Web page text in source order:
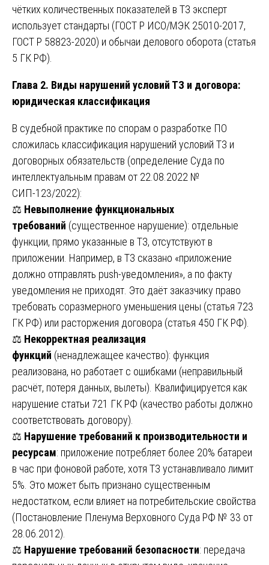
чётких количественных показателей в ТЗ эксперт
использует стандарты (ГОСТ Р ИСО/МЭК 25010-2017,
ГОСТ Р 58823-2020) и обычаи делового оборота (статья
5 ГК РФ).
Глава 2. Виды нарушений условий ТЗ и договора:
юридическая классификация
В судебной практике по спорам о разработке ПО
сложилась классификация нарушений условий ТЗ и
договорных обязательств (определение Суда по
интеллектуальным правам от 22.08.2022 №
СИП-123/2022):
⚖️ Невыполнение функциональных
требований (существенное нарушение): отдельные
функции, прямо указанные в ТЗ, отсутствуют в
приложении. Например, в ТЗ сказано «приложение
должно отправлять push-уведомления», а по факту
уведомления не приходят. Это даёт заказчику право
требовать соразмерного уменьшения цены (статья 723
ГК РФ) или расторжения договора (статья 450 ГК РФ).
⚖️ Некорректная реализация
функций (ненадлежащее качество): функция
реализована, но работает с ошибками (неправильный
расчёт, потеря данных, вылеты). Квалифицируется как
нарушение статьи 721 ГК РФ (качество работы должно
соответствовать договору).
⚖️ Нарушение требований к производительности и
ресурсам: приложение потребляет более 20% батареи
в час при фоновой работе, хотя ТЗ устанавливало лимит
5%. Это может быть признано существенным
недостатком, если влияет на потребительские свойства
(Постановление Пленума Верховного Суда РФ № 33 от
28.06.2012).
⚖️ Нарушение требований безопасности: передача